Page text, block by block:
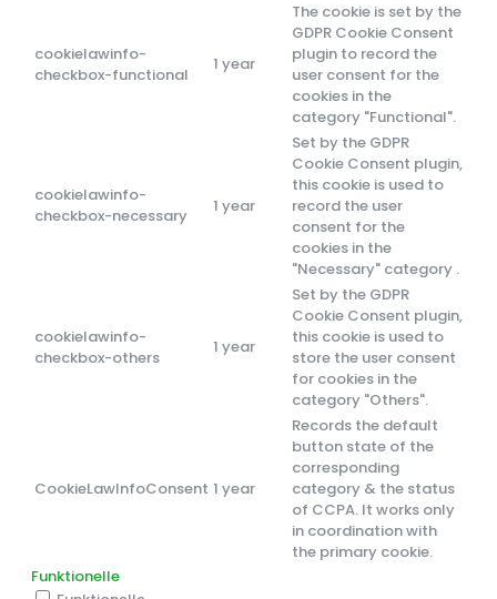
cookielawinfo-
checkbox-functional
1 year
The cookie is set by the
GDPR Cookie Consent
plugin to record the
user consent for the
cookies in the
category "Functional".
cookielawinfo-
checkbox-necessary
1 year
Set by the GDPR
Cookie Consent plugin,
this cookie is used to
record the user
consent for the
cookies in the
"Necessary" category .
cookielawinfo-
checkbox-others
1 year
Set by the GDPR
Cookie Consent plugin,
this cookie is used to
store the user consent
for cookies in the
category "Others".
CookieLawInfoConsent 1 year
Records the default
button state of the
corresponding
category & the status
of CCPA. It works only
in coordination with
the primary cookie.
Funktionelle